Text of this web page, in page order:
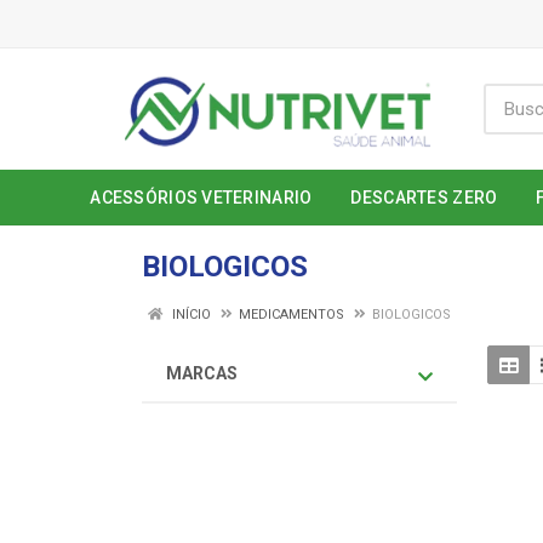
ACESSÓRIOS VETERINARIO DESCARTES ZERO
BIOLOGICOS
INÍCIO MEDICAMENTOS BIOLOGICOS
MARCAS